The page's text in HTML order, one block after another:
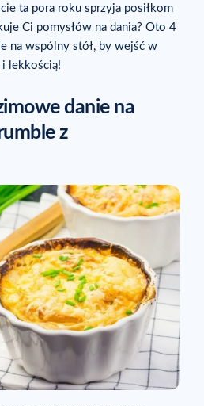
ta pora roku sprzyja posiłkom
Ci pomysłów na dania? Oto 4
na wspólny stół, by wejść w
lekkością!
danie na
z